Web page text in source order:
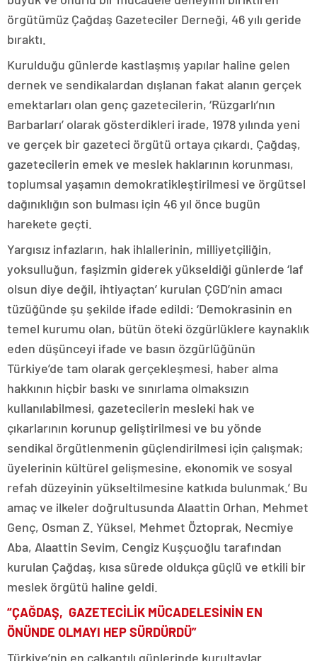
örgütümüz Çağdaş Gazeteciler Derneği, 46 yılı geride
bıraktı.
Kurulduğu günlerde kastlaşmış yapılar haline gelen
dernek ve sendikalardan dışlanan fakat alanın gerçek
emektarları olan genç gazetecilerin, ‘Rüzgarlı’nın
Barbarları’ olarak gösterdikleri irade, 1978 yılında yeni
ve gerçek bir gazeteci örgütü ortaya çıkardı. Çağdaş,
gazetecilerin emek ve meslek haklarının korunması,
toplumsal yaşamın demokratikleştirilmesi ve örgütsel
dağınıklığın son bulması için 46 yıl önce bugün
harekete geçti.
Yargısız infazların, hak ihlallerinin, milliyetçiliğin,
yoksulluğun, faşizmin giderek yükseldiği günlerde ‘laf
olsun diye değil, ihtiyaçtan’ kurulan ÇGD’nin amacı
tüzüğünde şu şekilde ifade edildi: ‘Demokrasinin en
temel kurumu olan, bütün öteki özgürlüklere kaynaklık
eden düşünceyi ifade ve basın özgürlüğünün
Türkiye’de tam olarak gerçekleşmesi, haber alma
hakkının hiçbir baskı ve sınırlama olmaksızın
kullanılabilmesi, gazetecilerin mesleki hak ve
çıkarlarının korunup geliştirilmesi ve bu yönde
sendikal örgütlenmenin güçlendirilmesi için çalışmak;
üyelerinin kültürel gelişmesine, ekonomik ve sosyal
refah düzeyinin yükseltilmesine katkıda bulunmak.’ Bu
amaç ve ilkeler doğrultusunda Alaattin Orhan, Mehmet
Genç, Osman Z. Yüksel, Mehmet Öztoprak, Necmiye
Aba, Alaattin Sevim, Cengiz Kuşçuoğlu tarafından
kurulan Çağdaş, kısa sürede oldukça güçlü ve etkili bir
meslek örgütü haline geldi.
“ÇAĞDAŞ, GAZETECİLİK MÜCADELESİNİN EN
ÖNÜNDE OLMAYI HEP SÜRDÜRDÜ”
Türkiye’nin en çalkantılı günlerinde kurultaylar